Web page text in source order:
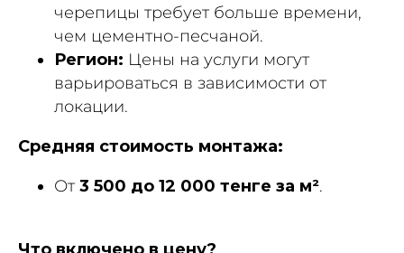
черепицы требует больше времени,
чем цементно-песчаной.
Регион: Цены на услуги могут
варьироваться в зависимости от
локации.
Средняя стоимость монтажа:
От 3 500 до 12 000 тенге за м².